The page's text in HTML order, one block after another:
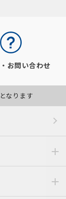
お問い合わせ
なります